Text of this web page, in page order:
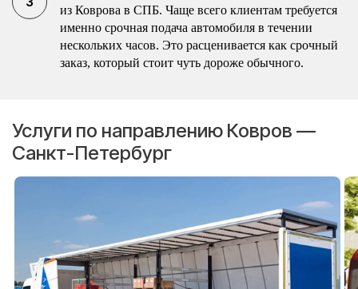
из Коврова в СПБ. Чаще всего клиентам требуется
именно срочная подача автомобиля в течении
нескольких часов. Это расценивается как срочный
заказ, который стоит чуть дороже обычного.
Услуги по направлению Ковров —
Санкт-Петербург